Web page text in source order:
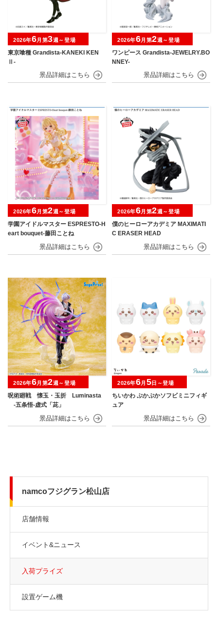
東京喰種 Grandista-KANEKI KEN
Ⅱ-
2026年6月第3週～登場
ワンピース Grandista-JEWELRY.BO
NNEY-
2026年6月第2週～登場
学園アイドルマスター ESPRESTO-H
eart bouquet-藤田ことね
2026年6月第2週～登場
僕のヒーローアカデミア MAXIMATI
C ERASER HEAD
2026年6月第2週～登場
呪術廻戦 懐玉・玉折 Luminasta
‐五条悟‐虚式「茈」
2026年6月第2週～登場
ちいかわ ぷかぷかソフビミニフィギ
ュア
2026年6月 5日～登場
namcoフジグラン松山店
店舗情報
イベント&ニュース
入荷プライズ
設置ゲーム機